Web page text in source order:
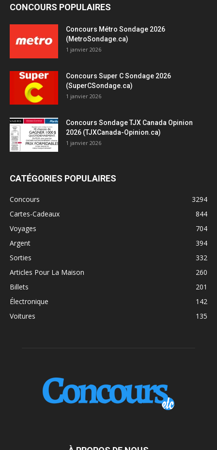
CONCOURS POPULAIRES
Concours Métro Sondage 2026
(MetroSondage.ca)
1 janvier 2026
Concours Super C Sondage 2026
(SuperCSondage.ca)
1 janvier 2026
Concours Sondage TJX Canada Opinion
2026 (TJXCanada-Opinion.ca)
1 janvier 2026
CATÉGORIES POPULAIRES
Concours
3294
Cartes-Cadeaux
844
Voyages
704
Argent
394
Sorties
332
Articles Pour La Maison
260
Billets
201
Électronique
142
Voitures
135